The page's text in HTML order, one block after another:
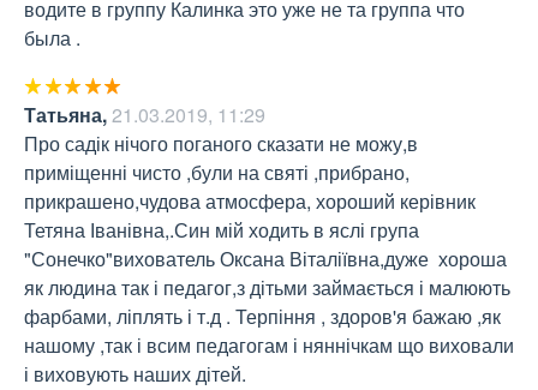
водите в группу Калинка это уже не та группа что
была .
Татьяна,21.03.2019, 11:29
Про садік нічого поганого сказати не можу,в
приміщенні чисто ,були на святі ,прибрано,
прикрашено,чудова атмосфера, хороший керівник
Тетяна Іванівна,.Син мій ходить в яслі група
"Сонечко"вихователь Оксана Віталіївна,дуже  хороша
як людина так і педагог,з дітьми займається і малюють
фарбами, ліплять і т.д . Терпіння , здоров'я бажаю ,як
нашому ,так і всим педагогам і няннічкам що виховали
і виховують наших дітей.